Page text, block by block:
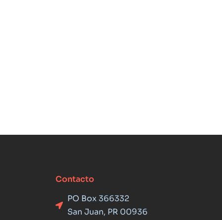
Contacto
PO Box 366332
San Juan, PR 00936